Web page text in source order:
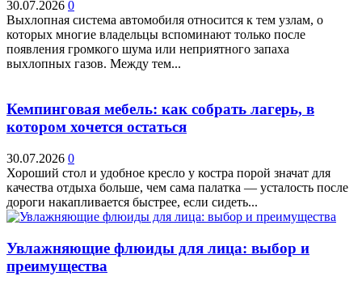
30.07.2026 0
Выхлопная система автомобиля относится к тем узлам, о
которых многие владельцы вспоминают только после
появления громкого шума или неприятного запаха
выхлопных газов. Между тем...
Кемпинговая мебель: как собрать лагерь, в
котором хочется остаться
30.07.2026 0
Хороший стол и удобное кресло у костра порой значат для
качества отдыха больше, чем сама палатка — усталость после
дороги накапливается быстрее, если сидеть...
Увлажняющие флюиды для лица: выбор и
преимущества